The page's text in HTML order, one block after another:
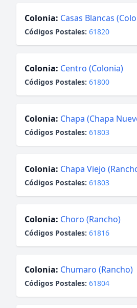
Colonia: Casas Blancas
Códigos Postales: 61820
Colonia: Centro (Colonia)
Códigos Postales: 61800
Colonia: Chapa (Chapa
Códigos Postales: 61803
Colonia: Chapa Viejo
Códigos Postales: 61803
Colonia: Choro (Rancho)
Códigos Postales: 61816
Colonia: Chumaro (Rancho)
Códigos Postales: 61804